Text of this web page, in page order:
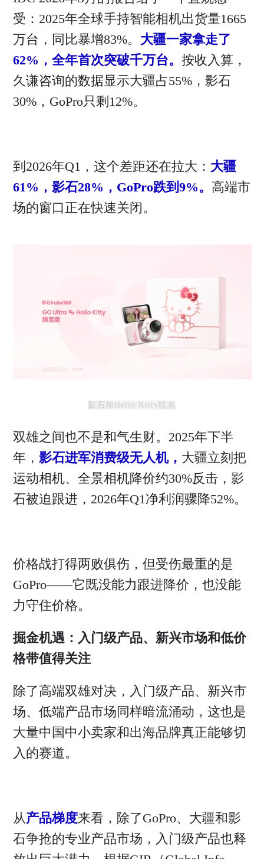
受：2025年全球手持智能相机出货量1665
万台，同比暴增83%。 大疆一家拿走了
62%，全年首次突破千万台。 按收入算，
久谦咨询的数据显示大疆占55%，影石
30%，GoPro只剩12%。
到2026年Q1，这个差距还在拉大： 大疆
61%，影石28%，GoPro跌到9%。 高端市
场的窗口正在快速关闭。
影石和Hello Kitty联名
双雄之间也不是和气生财。2025年下半
年， 影石进军消费级无人机， 大疆立刻把
运动相机、全景相机降价约30%反击，影
石被迫跟进，2026年Q1净利润骤降52%。
价格战打得两败俱伤，但受伤最重的是
GoPro——它既没能力跟进降价，也没能
力守住价格。
掘金机遇：入门级产品、新兴市场和低价
格带值得关注
除了高端双雄对决，入门级产品、新兴市
场、低端产品市场同样暗流涌动，这也是
大量中国中小卖家和出海品牌真正能够切
入的赛道。
从 产品梯度来看，除了GoPro、大疆和影
石争抢的专业产品市场，入门级产品也释